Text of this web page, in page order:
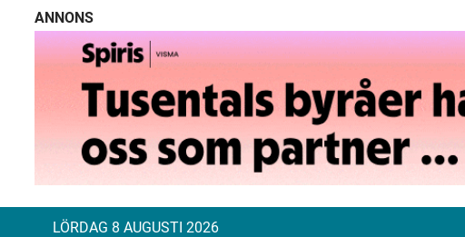
ANNONS
LÖRDAG 8 AUGUSTI 2026